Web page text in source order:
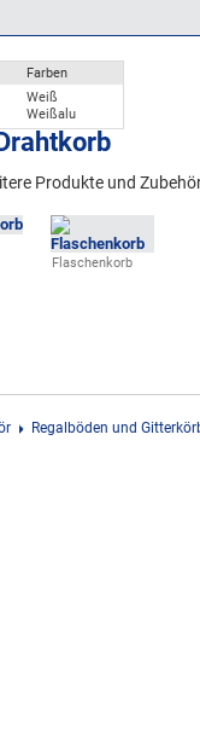
Farben
Weiß
Weißalu
Produkte und
Flaschenkorb
Regalböden und